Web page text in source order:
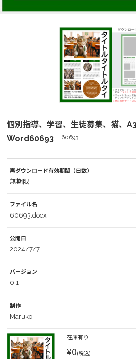
個別指導、学習、生徒募集、猫、
Word60693
60693
再ダウンロード有効期間（日数）
無期限
ファイル名
60693.docx
公開日
2024/7/7
バージョン
0.1
制作
Maruko
在庫有り
¥0(税込)